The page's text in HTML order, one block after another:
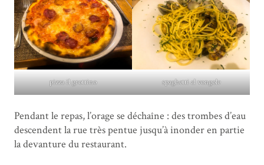
pizza il grottino spaghetti al vongole
Pendant le repas, l’orage se déchaîne : des trombes d’eau
descendent la rue très pentue jusqu’à inonder en partie
la devanture du restaurant.